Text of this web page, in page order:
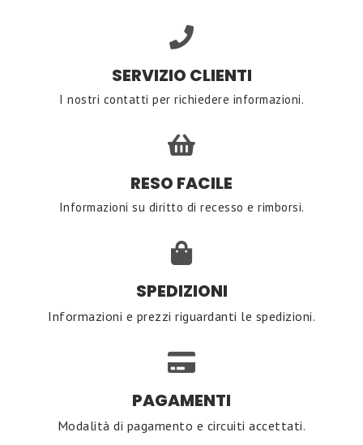
SERVIZIO CLIENTI
I nostri contatti per richiedere informazioni.
RESO FACILE
Informazioni su diritto di recesso e rimborsi.
SPEDIZIONI
Informazioni e prezzi riguardanti le spedizioni.
PAGAMENTI
Modalità di pagamento e circuiti accettati.